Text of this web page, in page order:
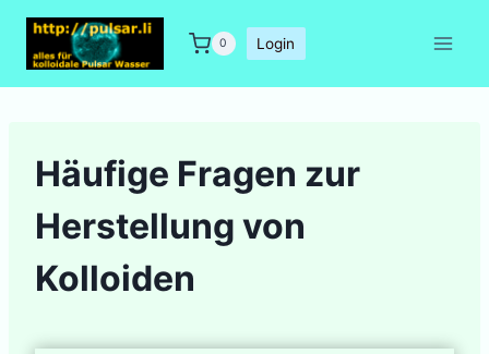
Zum
springen
0 Login
Häufige Fragen zur
Herstellung von
Kolloiden